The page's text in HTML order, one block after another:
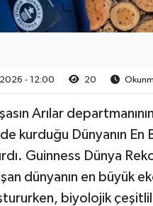
- 12:00 20
Arılar
kurduğu Dünyanın En
Guinness Dünya
dünyanın en büyük
biyolojik